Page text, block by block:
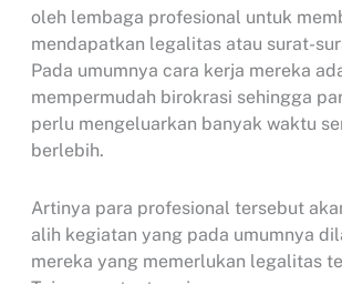
oleh lembaga profesional untuk
mendapatkan legalitas atau surat-
Pada umumnya cara kerja mereka
mempermudah birokrasi sehingga
perlu mengeluarkan banyak waktu
berlebih.
Artinya para profesional tersebut
alih kegiatan yang pada umumnya
mereka yang memerlukan legalitas